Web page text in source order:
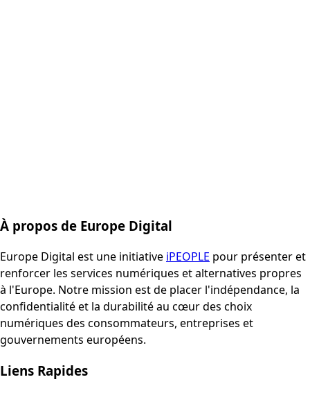
À propos de Europe Digital
Europe Digital est une initiative iPEOPLE pour présenter et
renforcer les services numériques et alternatives propres
à l'Europe. Notre mission est de placer l'indépendance, la
confidentialité et la durabilité au cœur des choix
numériques des consommateurs, entreprises et
gouvernements européens.
Liens Rapides